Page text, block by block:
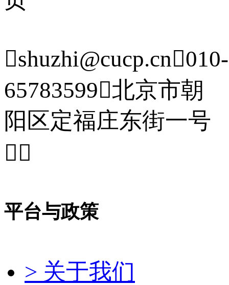
shuzhi@cucp.cn010-
65783599北京市朝
阳区定福庄东街一号

平台与政策
> 关于我们